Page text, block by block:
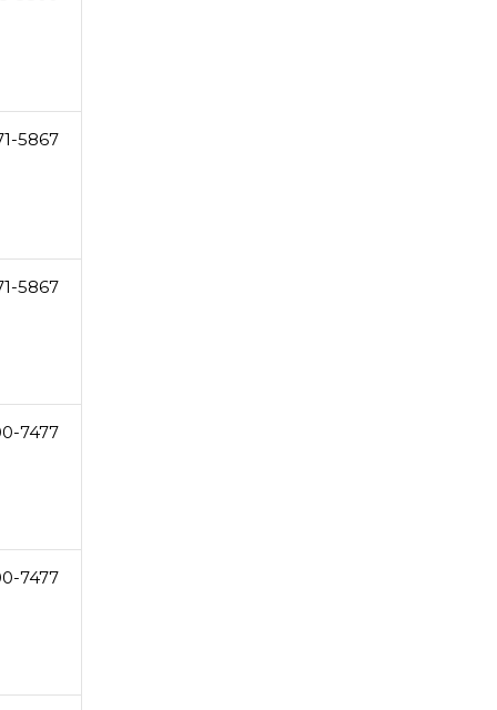
5867
5867
7477
7477